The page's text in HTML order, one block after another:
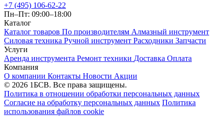
+7 (495) 106-62-22
Пн–Пт: 09:00–18:00
Каталог
Каталог товаров По производителям Алмазный инструмент
Силовая техника Ручной инструмент Расходники Запчасти
Услуги
Аренда инструмента Ремонт техники Доставка Оплата
Компания
О компании Контакты Новости Акции
© 2026 1БСВ. Все права защищены.
Политика в отношении обработки персональных данных
Согласие на обработку персональных данных Политика
использования файлов cookie